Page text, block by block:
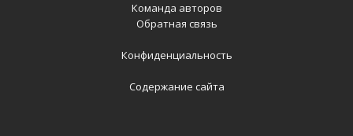
Команда авторов
Обратная связь
Конфиденциальность
Содержание сайта